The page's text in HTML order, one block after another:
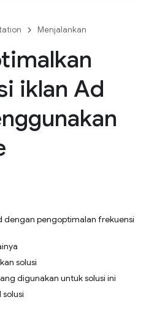
Menjalankan
iklan Ad
dengan pengoptimalan frekuensi
solusi
digunakan untuk solusi ini